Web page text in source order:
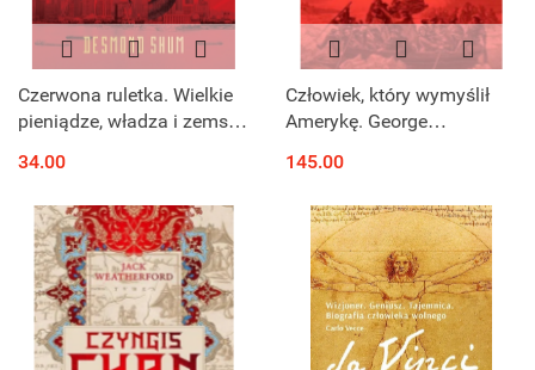
Czerwona ruletka. Wielkie
pieniądze, władza i zemsta
34.00
Człowiek, który wymyślił
Amerykę. George
nowego świata
145.00